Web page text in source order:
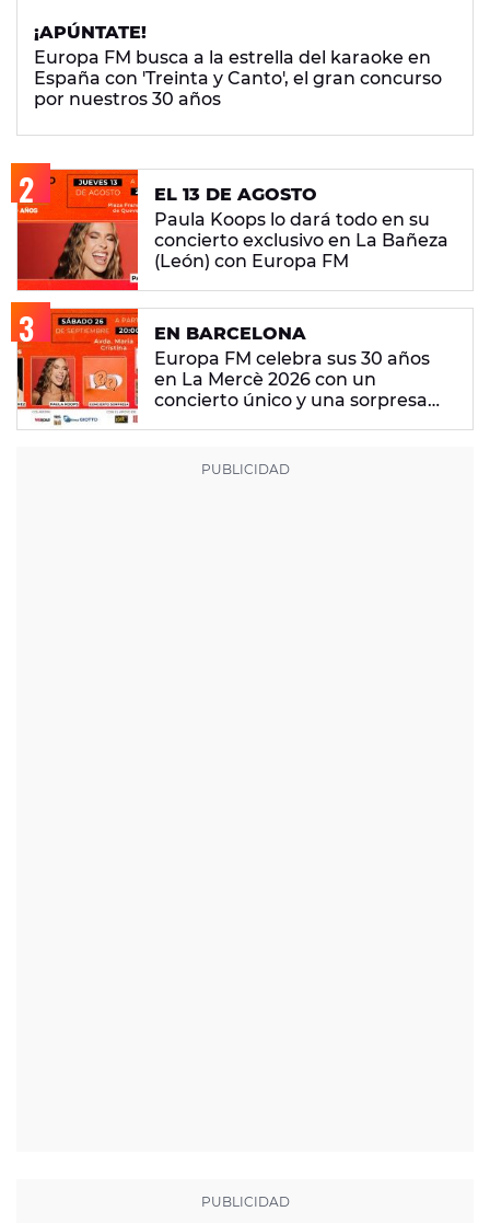
¡APÚNTATE!
Europa FM busca a la estrella del karaoke en
España con 'Treinta y Canto', el gran concurso
por nuestros 30 años
EL 13 DE AGOSTO
Paula Koops lo dará todo en su
concierto exclusivo en La Bañeza
(León) con Europa FM
EN BARCELONA
Europa FM celebra sus 30 años
en La Mercè 2026 con un
concierto único y una sorpresa